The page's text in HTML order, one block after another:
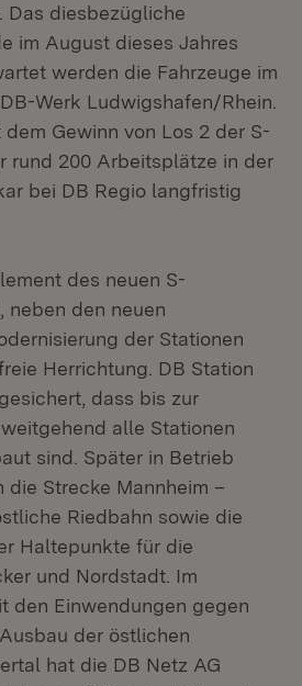
Das diesbezügliche
im August dieses Jahres
werden die Fahrzeuge im
Werk Ludwigshafen/Rhein.
Gewinn von Los 2 der S-
rund 200 Arbeitsplätze in der
bei DB Regio langfristig
des neuen S-
neben den neuen
der Stationen
Herrichtung. DB Station
dass bis zur
alle Stationen
sind. Später in Betrieb
die Strecke Mannheim –
Riedbahn sowie die
Haltepunkte für die
und Nordstadt. Im
den Einwendungen gegen
der östlichen
hat die DB Netz AG